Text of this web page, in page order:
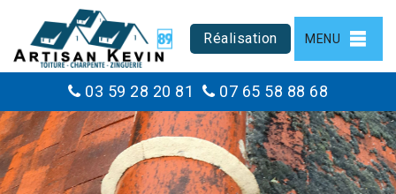
Réalisation MENU
03 59 28 20 81 07 65 58 88 68